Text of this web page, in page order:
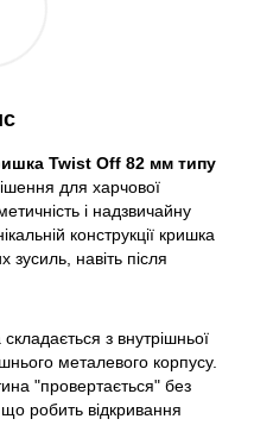
Twist Off 82 мм типу
для харчової
і надзвичайну
конструкції кришка
зусиль, навіть після
з внутрішньої
металевого корпусу.
"провертається" без
робить відкривання